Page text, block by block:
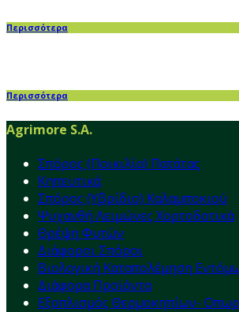
Περισσότερα
Περισσότερα
Agrimore S.A.
Σπόρος (Ποικιλία) Πατάτας
Κηπευτικά
Σπόρος (Υβρίδιο) Καλαμποκιού
Ψυχανθή Λειμώνες Χορτοδοτικά
Θρέψη Φυτών
Διάφοροι Σπόροι
Βιολογική Καταπολέμηση
Διάφορα Προϊόντα
Εξοπλισμός Θερμοκηπίων-